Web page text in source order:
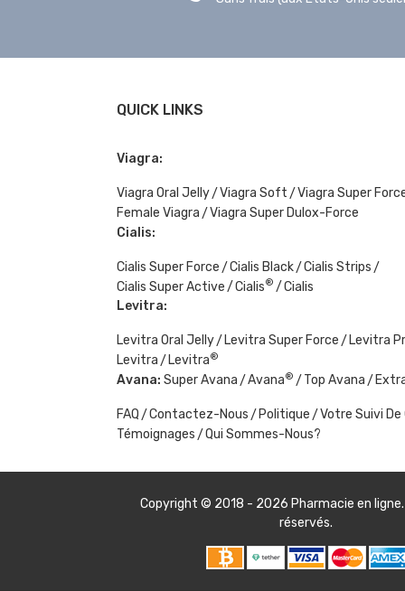
QUICK LINKS
Viagra:
Viagra Oral Jelly Viagra Soft
Viagra Super
Female Viagra
Viagra Super Dulox-Force
Cialis:
Cialis Super Force Cialis Black
Cialis Strips
Cialis Super Active
Cialis®
Cialis
Levitra:
Levitra Oral Jelly Levitra Super Force
Levitra
Levitra
Levitra®
Avana: Super Avana Avana® Top Avana
FAQ Contactez-Nous Politique
Votre Suivi
Témoignages
Qui Sommes-Nous?
Copyright © 2018 - 2026 Pharmacie en ligne
réservés.